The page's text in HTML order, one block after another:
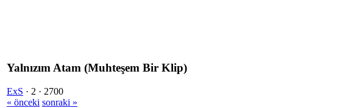
Yalnızım Atam (Muhteşem Bir Klip)
ExS · 2 · 2700
« önceki sonraki »